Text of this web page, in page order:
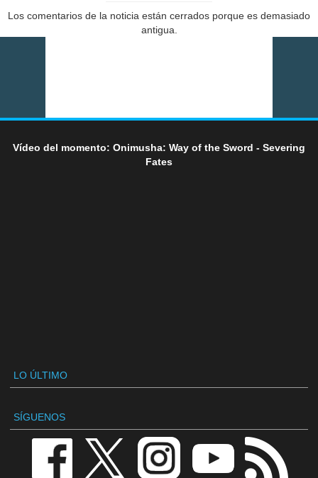
Los comentarios de la noticia están cerrados porque es demasiado
antigua.
Vídeo del momento: Onimusha: Way of the Sword - Severing
Fates
LO ÚLTIMO
SÍGUENOS